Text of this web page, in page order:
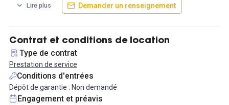
Cet espace de travail vous propose une variété d'espaces tout en
coins salons et des espaces de détente. Pour une expérience de
travail optimale, le bureau de 28m² à louer est entièrement
équipé avec tout le mobilier nécessaire pour une journée de
travail productive, incluant des chaises, des tables et des écrans.
Profitez de la liberté et de la confidentialité d'un bureau privé, tout
en profitant de nombreux espaces communs.
Lire plus Demander un renseignement
Contrat et conditions de location
Type de contrat
Prestation de service
Conditions d'entrées
Dépôt de garantie : Non demandé
Engagement et préavis